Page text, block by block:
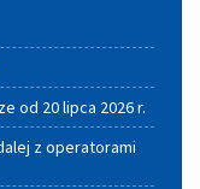
od 20 lipca 2026 r.
z operatorami